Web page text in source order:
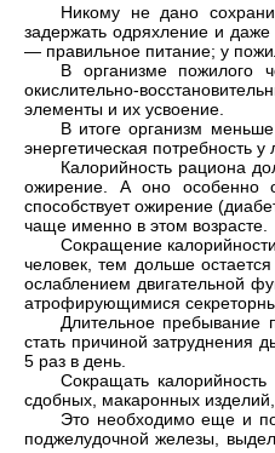
Никому не дано
задержать одряхление и
— правильное питание; у
В организме пожилого
окислительно-
элементы и их усвоение.
В итоге организм
энергетическая потребность
Калорийность рациона
ожирение. А оно особенно
способствует ожирение
чаще именно в этом возрасте.
Сокращение
человек, тем дольше
ослаблением двигательной
атрофирующимися
Длительное пребывание
стать причиной затруднения
5 раз в день.
Сокращать
сдобных, макаронных
Это необходимо еще и
поджелудочной железы,